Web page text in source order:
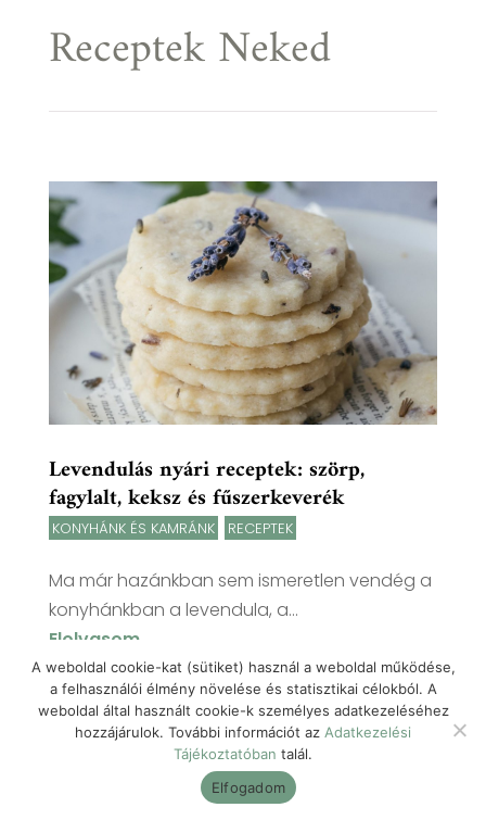
Receptek Neked
Levendulás nyári receptek: szörp,
fagylalt, keksz és fűszerkeverék
KONYHÁNK ÉS KAMRÁNK RECEPTEK
Ma már hazánkban sem ismeretlen vendég a
konyhánkban a levendula, a...
Elolvasom
A weboldal cookie-kat (sütiket) használ a weboldal működése,
a felhasználói élmény növelése és statisztikai célokból. A
weboldal által használt cookie-k személyes adatkezeléséhez
hozzájárulok. További információt az Adatkezelési
Tájékoztatóban talál.
Elfogadom